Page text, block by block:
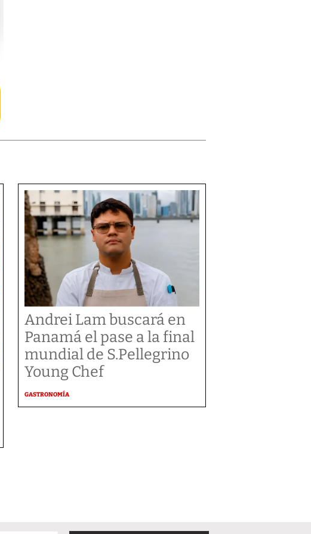
Andrei Lam buscará en
Panamá el pase a la final
mundial de S.Pellegrino
Young Chef
GASTRONOMÍA